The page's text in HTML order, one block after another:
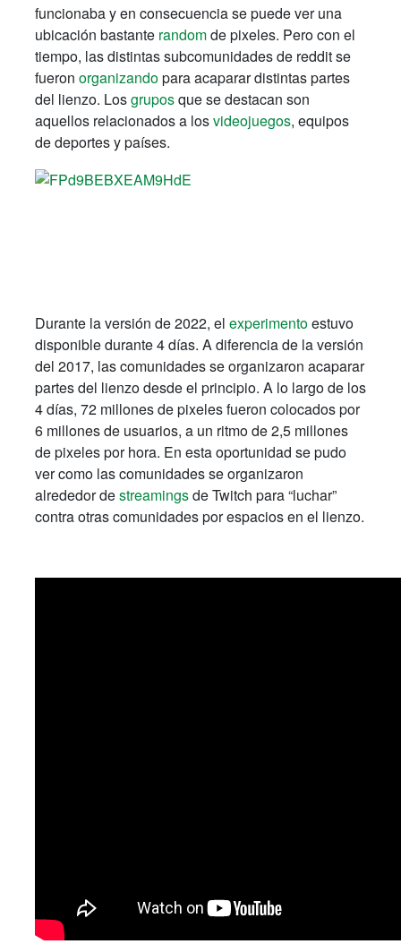
funcionaba y en consecuencia se puede ver una
ubicación bastante randomde pixeles. Pero con el
tiempo, las distintas subcomunidades de reddit se
fueron organizandopara acaparar distintas partes
del lienzo. Losgruposque se destacan son
aquellos relacionados a losvideojuegos, equipos
de deportes y países.
Durante la versión de 2022, el experimentoestuvo
disponible durante 4 días. A diferencia de la versión
del 2017, las comunidades se organizaron acaparar
partes del lienzo desde el principio. A lo largo de los
4 días, 72 millones de pixeles fueron colocados por
6 millones de usuarios, a un ritmo de 2,5 millones
de pixeles por hora. En esta oportunidad se pudo
ver como las comunidades se organizaron
alrededor destreamingsde Twitch para “luchar”
contra otras comunidades por espacios en el lienzo.